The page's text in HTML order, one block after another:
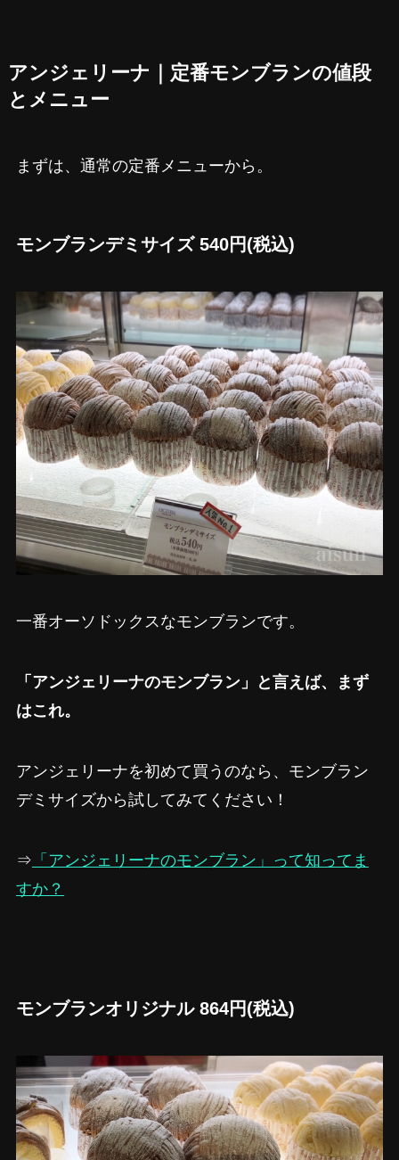
アンジェリーナ｜定番モンブランの値段
とメニュー
まずは、通常の定番メニューから。
モンブランデミサイズ 540円(税込)
一番オーソドックスなモンブランです。
「アンジェリーナのモンブラン」と言えば、まず
はこれ。
アンジェリーナを初めて買うのなら、モンブラン
デミサイズから試してみてください！
⇒ 「アンジェリーナのモンブラン」って知ってま
すか？
モンブランオリジナル 864円(税込)